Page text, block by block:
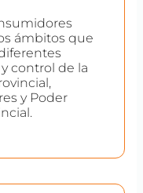
ámbitos que
control de la
y Poder